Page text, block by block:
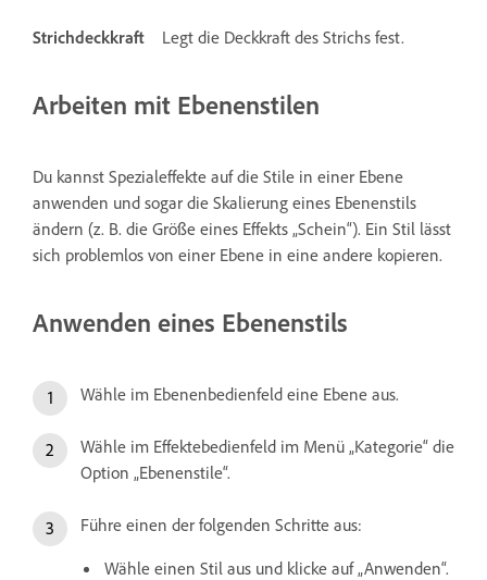
Strichdeckkraft Legt die Deckkraft des Strichs fest.
Arbeiten mit Ebenenstilen
Du kannst Spezialeffekte auf die Stile in einer Ebene
anwenden und sogar die Skalierung eines Ebenenstils
ändern (z. B. die Größe eines Effekts „Schein“). Ein Stil lässt
sich problemlos von einer Ebene in eine andere kopieren.
Anwenden eines Ebenenstils
Wähle im Ebenenbedienfeld eine Ebene aus.
Wähle im Effektebedienfeld im Menü „Kategorie“ die
Option „Ebenenstile“.
Führe einen der folgenden Schritte aus:
Wähle einen Stil aus und klicke auf „Anwenden“.